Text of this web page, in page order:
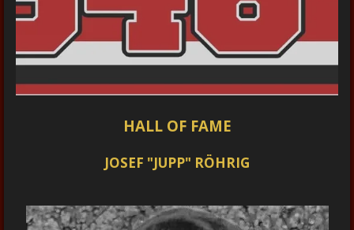
HALL OF FAME
JOSEF "JUPP" RÖHRIG